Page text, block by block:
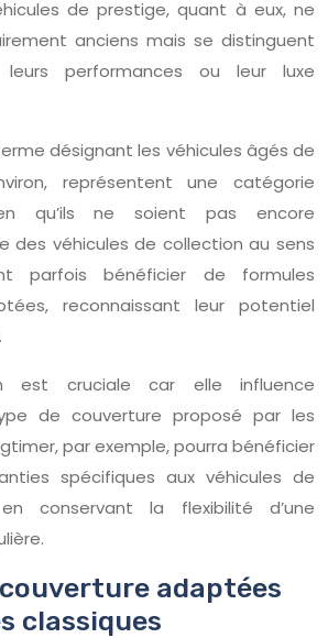
de prestige, quant à eux, ne
anciens mais se distinguent
performances ou leur luxe
désignant les véhicules âgés de
représentent une catégorie
qu’ils ne soient pas encore
des véhicules de collection au sens
parfois bénéficier de formules
reconnaissant leur potentiel
est cruciale car elle influence
de couverture proposé par les
par exemple, pourra bénéficier
spécifiques aux véhicules de
conservant la flexibilité d’une
adaptées
classiques